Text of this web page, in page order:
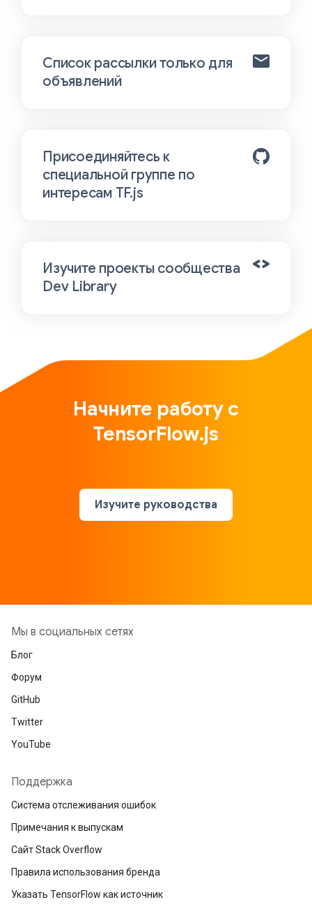
Список рассылки только для
объявлений
Присоединяйтесь к
специальной группе по
интересам TF.js
Изучите проекты сообщества
Dev Library
Начните работу с
TensorFlow.js
Изучите руководства
Мы в социальных сетях
Блог
Форум
GitHub
Twitter
YouTube
Поддержка
Система отслеживания ошибок
Примечания к выпускам
Сайт Stack Overflow
Правила использования бренда
Указать TensorFlow как источник